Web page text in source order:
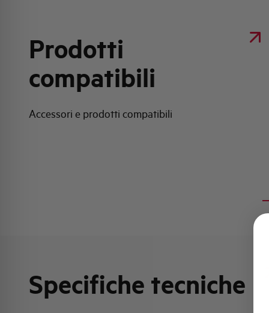
Prodotti
compatibili
Accessori e prodotti compatibili
Specifiche tecniche